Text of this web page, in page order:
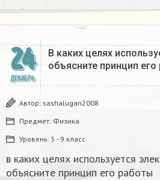
24
ДЕКАБРЬ
В каких целях
объясните принцип
Автор: sashalugan2008
Предмет: Физика
Уровень: 5 - 9 класс
в каких целях используется
объясните принцип его работы​